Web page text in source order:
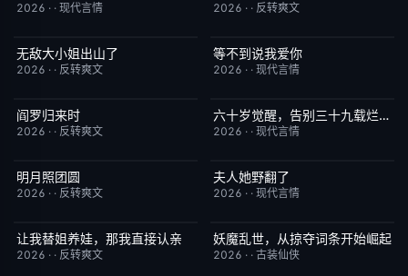
2026 · · 现代言情 2026 · · 反转爽文
已完结
无敌大小姐出山了
2026 · · 反转爽文
已完结
等不到说我爱你
2026 · · 现代言情
已完结
阎罗归来时
2026 · · 反转爽文
已完结 7.0六十岁觉醒，告别三十九载烂婚姻
2026 · · 现代言情
已完结
明月照团圆
2026 · · 反转爽文
已完结
夫人她野翻了
2026 · · 现代言情
已完结 9.0
让我替姐养娃，那我直接认亲
2026 · · 反转爽文
已完结 8.0
妖魔乱世，从掠夺词条开始崛起
2026 · · 古装仙侠